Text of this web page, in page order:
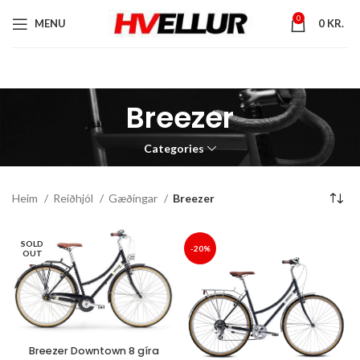
MENU 0 0 KR.
Breezer
Categories
Heim Reiðhjól Gæðingar Breezer
SOLD
OUT
Breezer Downtown 8 gíra
-20%